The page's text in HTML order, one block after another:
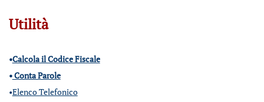
Utilità
•Calcola il Codice Fiscale
•Conta Parole
•Elenco Telefonico